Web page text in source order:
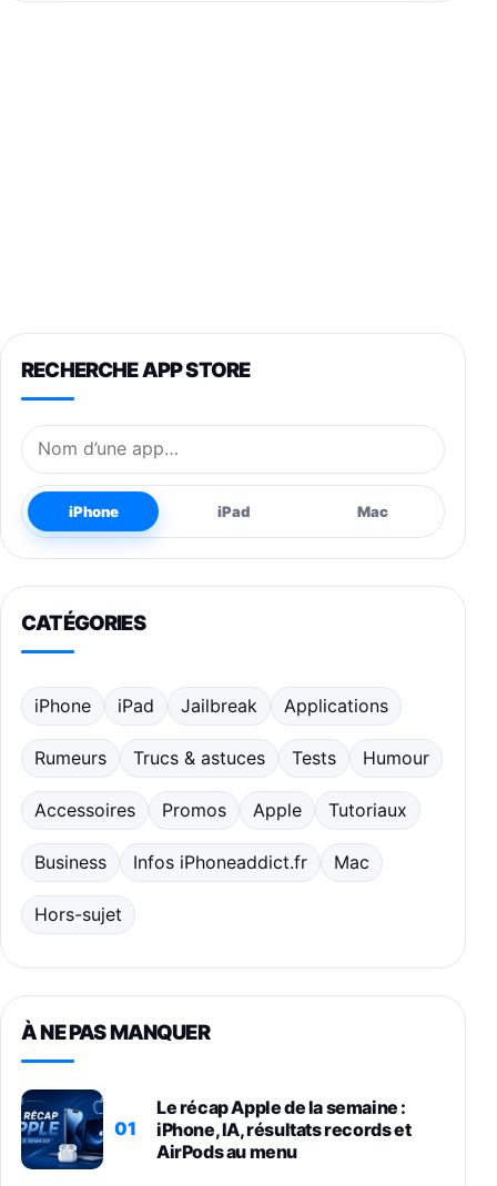
RECHERCHE APP STORE
Nom de l’application
iPhone iPad Mac
CATÉGORIES
iPhone iPad Jailbreak Applications
Rumeurs Trucs & astuces Tests Humour
Accessoires Promos Apple Tutoriaux
Business Infos iPhoneaddict.fr Mac
Hors-sujet
À NE PAS MANQUER
01
Le récap Apple de la semaine :
iPhone, IA, résultats records et
AirPods au menu